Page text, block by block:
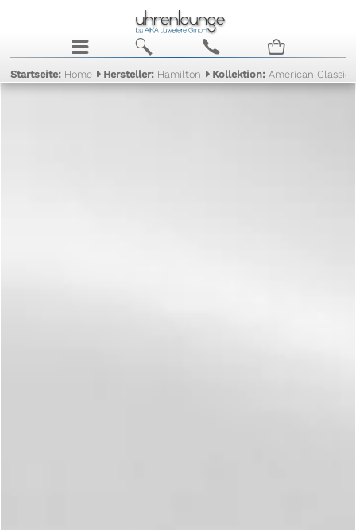
j b c n
Startseite: Home Hersteller: Hamilton Kollektion: American Classic